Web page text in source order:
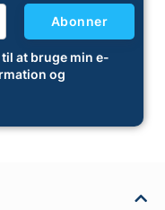
at bruge min e-
og
Abonner